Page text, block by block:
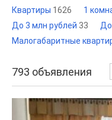
Квартиры 1626 1
До 3 млн рублей 33 До
Малогабаритные
793 объявления